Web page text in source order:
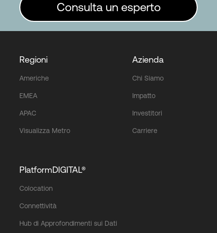
Consulta un esperto
Regioni
Americhe
EMEA
APAC
Visualizza Metro
Azienda
Chi Siamo
Impatto
Investitori
Carriere
PlatformDIGITAL®
Colocation
Connettività
Hub di Approfondimenti sui Dati